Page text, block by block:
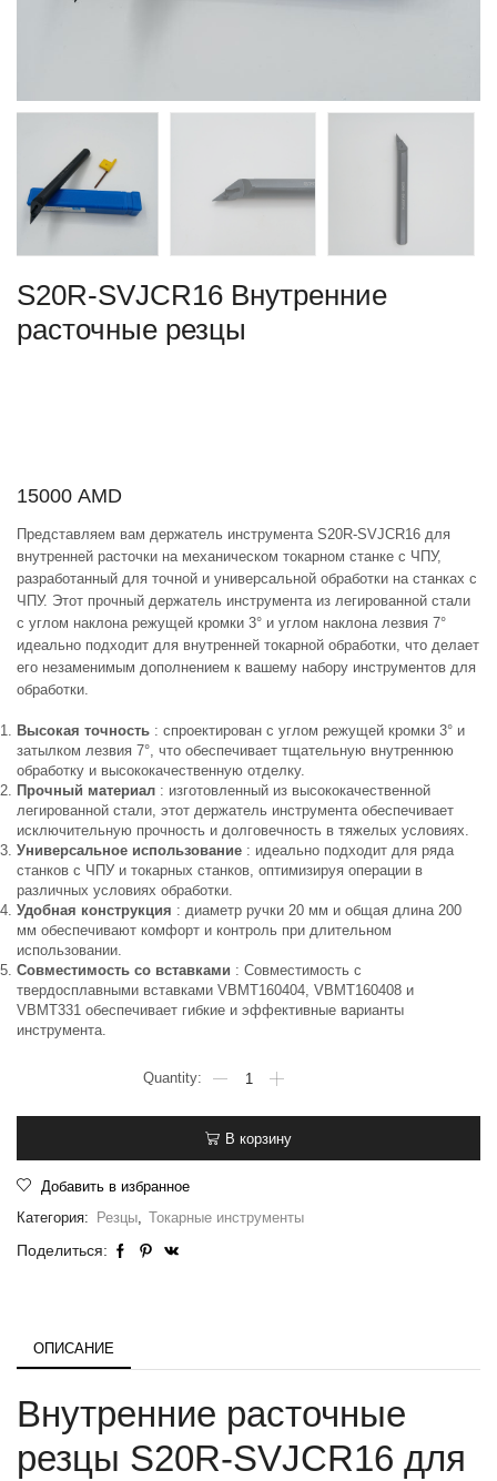
S20R-SVJCR16 Внутренние
расточные резцы
15000 AMD
Представляем вам держатель инструмента S20R-SVJCR16 для
внутренней расточки на механическом токарном станке с ЧПУ,
разработанный для точной и универсальной обработки на станках с
ЧПУ. Этот прочный держатель инструмента из легированной стали
с углом наклона режущей кромки 3° и углом наклона лезвия 7°
идеально подходит для внутренней токарной обработки, что делает
его незаменимым дополнением к вашему набору инструментов для
обработки.
Высокая точность : спроектирован с углом режущей кромки 3° и
затылком лезвия 7°, что обеспечивает тщательную внутреннюю
обработку и высококачественную отделку.
Прочный материал : изготовленный из высококачественной
легированной стали, этот держатель инструмента обеспечивает
исключительную прочность и долговечность в тяжелых условиях.
Универсальное использование : идеально подходит для ряда
станков с ЧПУ и токарных станков, оптимизируя операции в
различных условиях обработки.
Удобная конструкция : диаметр ручки 20 мм и общая длина 200
мм обеспечивают комфорт и контроль при длительном
использовании.
Совместимость со вставками : Совместимость с
твердосплавными вставками VBMT160404, VBMT160408 и
VBMT331 обеспечивает гибкие и эффективные варианты
инструмента.
В корзину
Добавить в избранное
Категория:
Резцы, Токарные инструменты
Поделиться:
ОПИСАНИЕ
Внутренние расточные
резцы S20R-SVJCR16 для